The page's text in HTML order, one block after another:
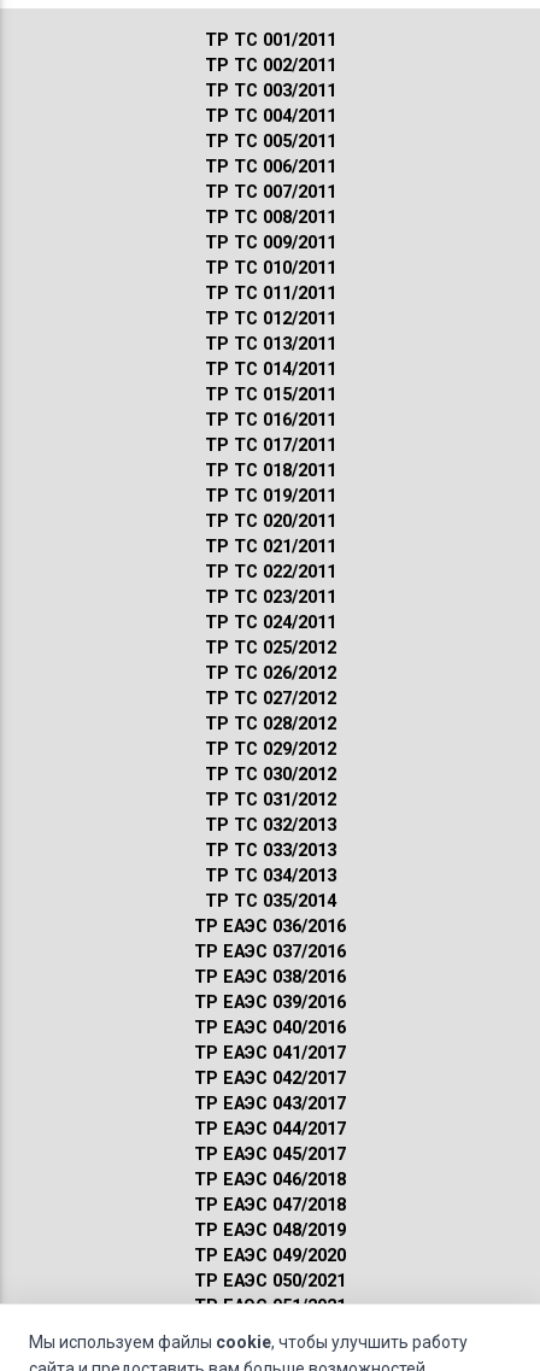
ТР ТС 001/2011
ТР ТС 002/2011
ТР ТС 003/2011
ТР ТС 004/2011
ТР ТС 005/2011
ТР ТС 006/2011
ТР ТС 007/2011
ТР ТС 008/2011
ТР ТС 009/2011
ТР ТС 010/2011
ТР ТС 011/2011
ТР ТС 012/2011
ТР ТС 013/2011
ТР ТС 014/2011
ТР ТС 015/2011
ТР ТС 016/2011
ТР ТС 017/2011
ТР ТС 018/2011
ТР ТС 019/2011
ТР ТС 020/2011
ТР ТС 021/2011
ТР ТС 022/2011
ТР ТС 023/2011
ТР ТС 024/2011
ТР ТС 025/2012
ТР ТС 026/2012
ТР ТС 027/2012
ТР ТС 028/2012
ТР ТС 029/2012
ТР ТС 030/2012
ТР ТС 031/2012
ТР ТС 032/2013
ТР ТС 033/2013
ТР ТС 034/2013
ТР ТС 035/2014
ТР ЕАЭС 036/2016
ТР ЕАЭС 037/2016
ТР ЕАЭС 038/2016
ТР ЕАЭС 039/2016
ТР ЕАЭС 040/2016
ТР ЕАЭС 041/2017
ТР ЕАЭС 042/2017
ТР ЕАЭС 043/2017
ТР ЕАЭС 044/2017
ТР ЕАЭС 045/2017
ТР ЕАЭС 046/2018
ТР ЕАЭС 047/2018
ТР ЕАЭС 048/2019
ТР ЕАЭС 049/2020
ТР ЕАЭС 050/2021
ТР ЕАЭС 051/2021
Сертификация ГОСТ
Санитарные нормы
Мы используем файлы cookie, чтобы улучшить работу